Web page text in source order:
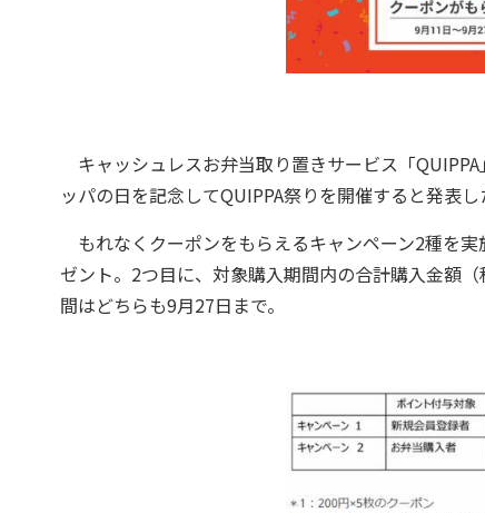
キャッシュレスお弁当取り置きサービス「
ッパの日を記念してQUIPPA祭りを開催すると発表し
もれなくクーポンをもらえるキャンペーン2種を
ゼント。2つ目に、対象購入期間内の合計購入金額
間はどちらも9月27日まで。